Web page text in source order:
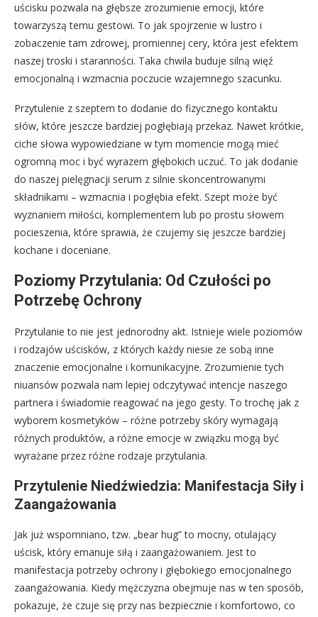
uścisku pozwala na głębsze zrozumienie emocji, które
towarzyszą temu gestowi. To jak spojrzenie w lustro i
zobaczenie tam zdrowej, promiennej cery, która jest efektem
naszej troski i staranności. Taka chwila buduje silną więź
emocjonalną i wzmacnia poczucie wzajemnego szacunku.
Przytulenie z szeptem to dodanie do fizycznego kontaktu
słów, które jeszcze bardziej pogłębiają przekaz. Nawet krótkie,
ciche słowa wypowiedziane w tym momencie mogą mieć
ogromną moc i być wyrazem głębokich uczuć. To jak dodanie
do naszej pielęgnacji serum z silnie skoncentrowanymi
składnikami – wzmacnia i pogłębia efekt. Szept może być
wyznaniem miłości, komplementem lub po prostu słowem
pocieszenia, które sprawia, że czujemy się jeszcze bardziej
kochane i doceniane.
Poziomy Przytulania: Od Czułości po
Potrzebę Ochrony
Przytulanie to nie jest jednorodny akt. Istnieje wiele poziomów
i rodzajów uścisków, z których każdy niesie ze sobą inne
znaczenie emocjonalne i komunikacyjne. Zrozumienie tych
niuansów pozwala nam lepiej odczytywać intencje naszego
partnera i świadomie reagować na jego gesty. To trochę jak z
wyborem kosmetyków – różne potrzeby skóry wymagają
różnych produktów, a różne emocje w związku mogą być
wyrażane przez różne rodzaje przytulania.
Przytulenie Niedźwiedzia: Manifestacja Siły i
Zaangażowania
Jak już wspomniano, tzw. „bear hug” to mocny, otulający
uścisk, który emanuje siłą i zaangażowaniem. Jest to
manifestacja potrzeby ochrony i głębokiego emocjonalnego
zaangażowania. Kiedy mężczyzna obejmuje nas w ten sposób,
pokazuje, że czuje się przy nas bezpiecznie i komfortowo, co